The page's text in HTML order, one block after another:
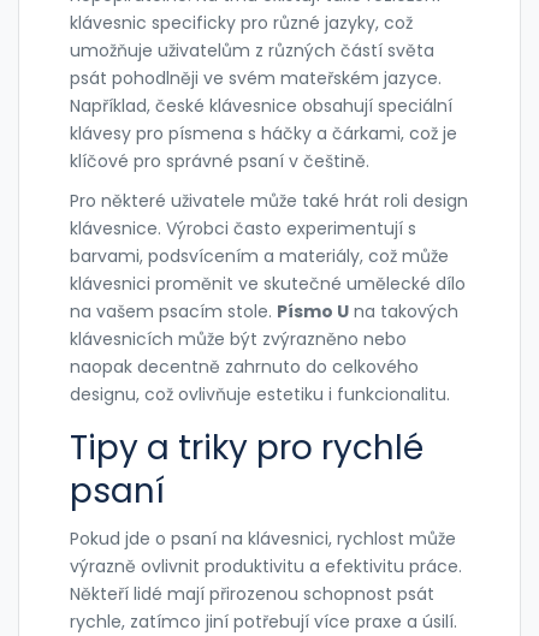
klávesnic specificky pro různé jazyky, což
umožňuje uživatelům z různých částí světa
psát pohodlněji ve svém mateřském jazyce.
Například, české klávesnice obsahují speciální
klávesy pro písmena s háčky a čárkami, což je
klíčové pro správné psaní v češtině.
Pro některé uživatele může také hrát roli design
klávesnice. Výrobci často experimentují s
barvami, podsvícením a materiály, což může
klávesnici proměnit ve skutečné umělecké dílo
na vašem psacím stole. Písmo U na takových
klávesnicích může být zvýrazněno nebo
naopak decentně zahrnuto do celkového
designu, což ovlivňuje estetiku i funkcionalitu.
Tipy a triky pro rychlé
psaní
Pokud jde o psaní na klávesnici, rychlost může
výrazně ovlivnit produktivitu a efektivitu práce.
Někteří lidé mají přirozenou schopnost psát
rychle, zatímco jiní potřebují více praxe a úsilí.